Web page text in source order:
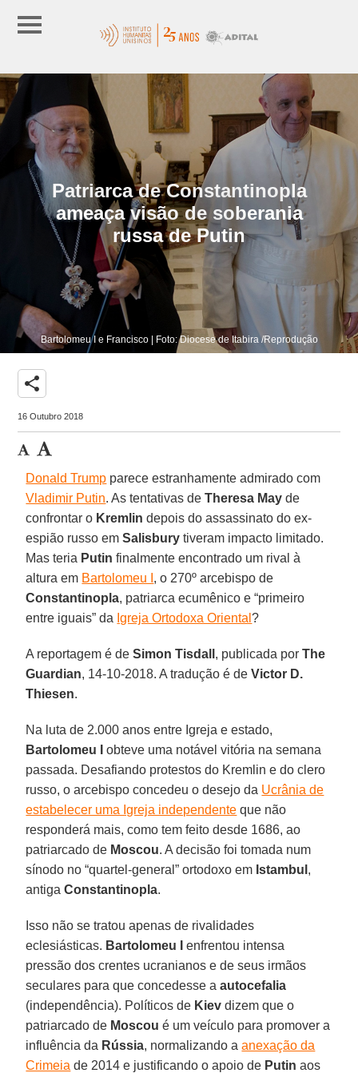
Patriarca de Constantinopla
ameaça visão de soberania
russa de Putin
Bartolomeu I e Francisco | Foto: Diocese de Itabira /Reprodução
share
16 Outubro 2018
Donald Trump parece estranhamente admirado com
Vladimir Putin. As tentativas deTheresa May de
confrontar o Kremlin depois do assassinato do ex-
espião russo emSalisbury tiveram impacto limitado.
Mas teria Putin finalmente encontrado um rival à
altura em Bartolomeu I , o 270º arcebispo de
Constantinopla, patriarca ecumênico e “primeiro
entre iguais” da Igreja Ortodoxa Oriental?
A reportagem é deSimon Tisdall , publicada porThe
Guardian, 14-10-2018. A tradução é deVictor D.
Thiesen.
Na luta de 2.000 anos entre Igreja e estado,
Bartolomeu I
obteve uma notável vitória na semana
passada. Desafiando protestos do Kremlin e do clero
russo, o arcebispo concedeu o desejo da Ucrânia de
estabelecer uma Igreja independente que não
responderá mais, como tem feito desde 1686, ao
patriarcado de Moscou. A decisão foi tomada num
sínodo no “quartel-general” ortodoxo em Istambul ,
antigaConstantinopla.
Isso não se tratou apenas de rivalidades
eclesiásticas. Bartolomeu I
enfrentou intensa
pressão dos crentes ucranianos e de seus irmãos
seculares para que concedesse aautocefalia
(independência). Políticos de Kiev dizem que o
patriarcado de Moscou é um veículo para promover a
influência da Rússia, normalizando aanexação da
Crimeia de 2014 e justificando o apoio de Putin aos